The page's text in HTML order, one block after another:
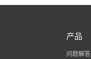
产品
问题解答